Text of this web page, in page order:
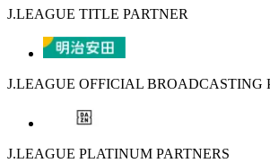
J.LEAGUE TITLE PARTNER
J.LEAGUE OFFICIAL BROADCASTING
J.LEAGUE PLATINUM PARTNERS